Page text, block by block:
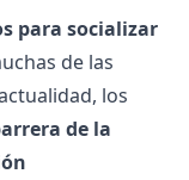
para socializar
de las
los
de la